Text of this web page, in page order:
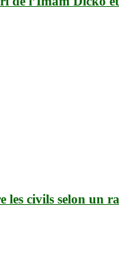
les civils selon un